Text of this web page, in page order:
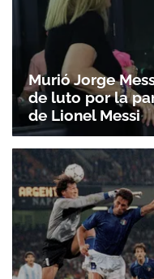
Murió Jorge
de luto por la
de Lionel Messi